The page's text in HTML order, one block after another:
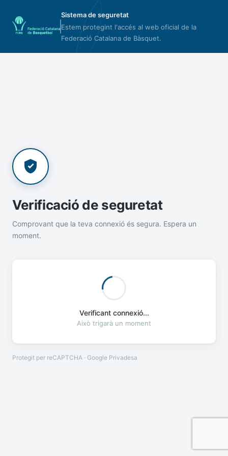
Sistema de seguretat
Estem protegint l'accés al web oficial de la
Federació Catalana de Bàsquet.
Verificació de seguretat
Comprovant que la teva connexió és segura. Espera un
moment.
Verificant connexió...
Això trigarà un moment
Protegit per reCAPTCHA · Google Privadesa